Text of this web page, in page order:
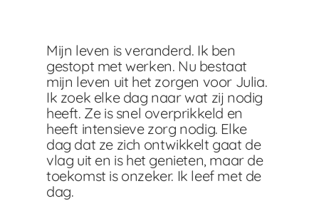
Mijn leven is veranderd. Ik ben
gestopt met werken. Nu bestaat
mijn leven uit het zorgen voor Julia.
Ik zoek elke dag naar wat zij nodig
heeft. Ze is snel overprikkeld en
heeft intensieve zorg nodig. Elke
dag dat ze zich ontwikkelt gaat de
vlag uit en is het genieten, maar de
toekomst is onzeker. Ik leef met de
dag.